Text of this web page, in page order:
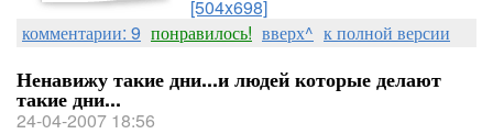
[504x698]
комментарии: 9 понравилось! вверх^ к полной версии
Ненавижу такие дни...и людей которые делают
такие дни...
24-04-2007 18:56